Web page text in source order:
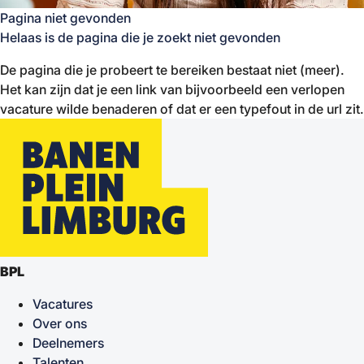
Pagina niet gevonden
Helaas is de pagina die je zoekt niet gevonden
De pagina die je probeert te bereiken bestaat niet (meer).
Het kan zijn dat je een link van bijvoorbeeld een verlopen
vacature wilde benaderen of dat er een typefout in de url zit.
BPL
Vacatures
Over ons
Deelnemers